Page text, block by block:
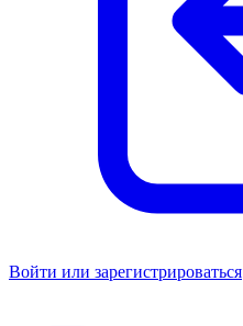
Войти или зарегистрироваться